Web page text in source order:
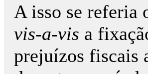
A isso se referia
vis-a-vis a
prejuízos fiscais